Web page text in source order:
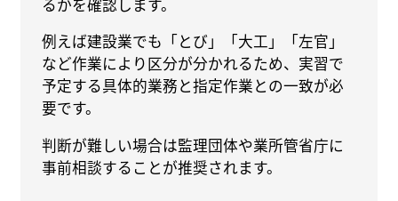
例えば建設業でも「とび」「大工」「左官」
など作業により区分が分かれるため、実習で
予定する具体的業務と指定作業との一致が必
要です。
判断が難しい場合は監理団体や業所管省庁に
事前相談することが推奨されます。